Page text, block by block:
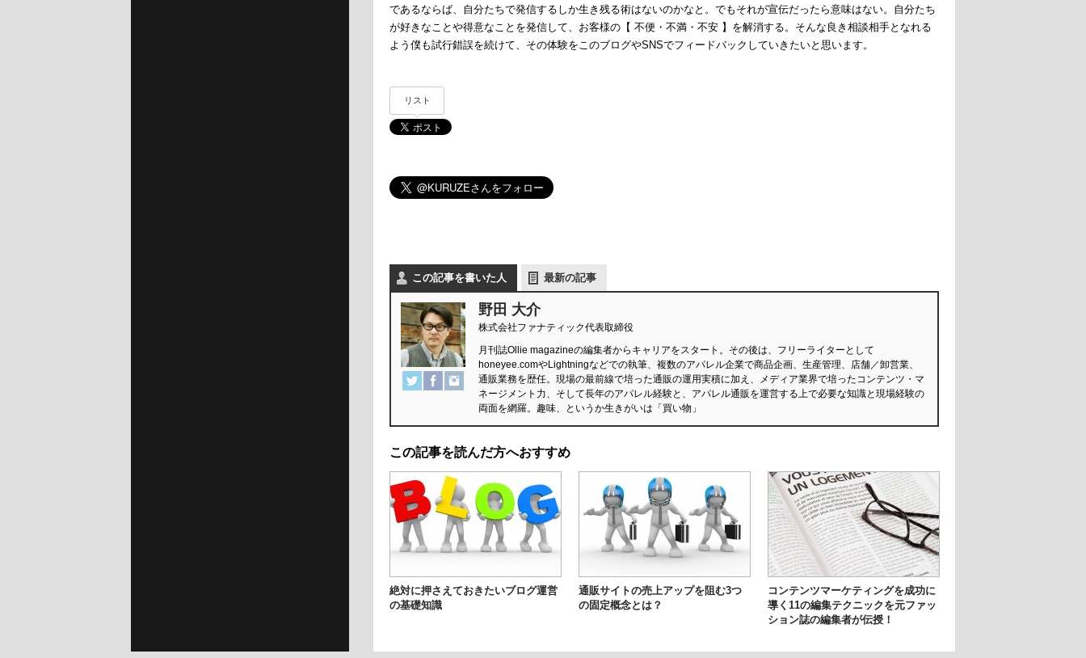
であるならば、自分たちで発信するしか生き残る術はないのかなと。でもそれが宣伝だったら意味はない。自分たち
が好きなことや得意なことを発信して、お客様の【 不便・不満・不安 】を解消する。そんな良き相談相手となれる
よう僕も試行錯誤を続けて、その体験をこのブログやSNSでフィードバックしていきたいと思います。
リスト
この記事を書いた人 最新の記事
野田 大介
株式会社ファナティック代表取締役
月刊誌Ollie magazineの編集者からキャリアをスタート。その後は、フリーライターとして
honeyee.comやLightningなどでの執筆、複数のアパレル企業で商品企画、生産管理、店舗／卸営業、
通販業務を歴任。現場の最前線で培った通販の運用実積に加え、メディア業界で培ったコンテンツ・マ
ネージメント力、そして長年のアパレル経験と、アパレル通販を運営する上で必要な知識と現場経験の
両面を網羅。趣味、というか生きがいは「買い物」
この記事を読んだ方へおすすめ
絶対に押さえておきたいブログ運営
の基礎知識
通販サイトの売上アップを阻む3つ
の固定概念とは？
コンテンツマーケティングを成功に
導く11の編集テクニックを元ファッ
ション誌の編集者が伝授！